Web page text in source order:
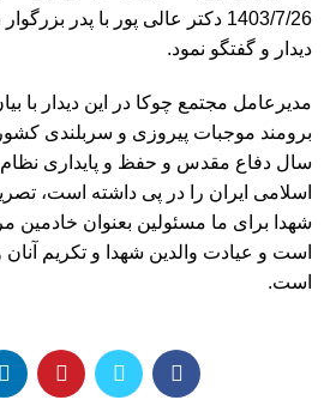
1403/7/26 دکتر عالی پور با پدر
دیدار و گفتگو نمود.
مدیرعامل مجتمع چوکا در این دیدار با
برومند موجبات پیروزی و سربلندی
سال دفاع مقدس و حفظ و پایداری
اسلامی ایران را در پی داشته است،
شهدا برای ما مسئولین بعنوان
است و عیادت والدین شهدا و تکریم
است.